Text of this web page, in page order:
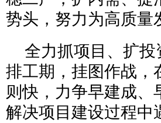
势头，努力为高质量
全力抓项目、扩
排工期，挂图作战，
则快，力争早建成
解决项目建设过程中